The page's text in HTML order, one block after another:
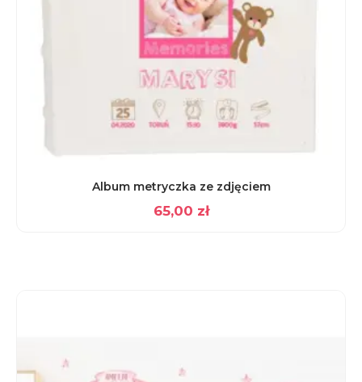
Album metryczka ze zdjęciem
65,00 zł